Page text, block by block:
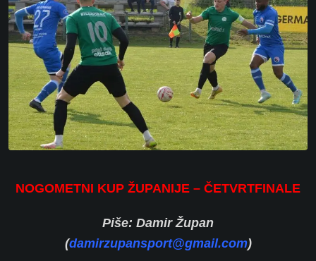
NOGOMETNI KUP ŽUPANIJE – ČETVRTFINALE
Piše: Damir Župan
(damirzupansport@gmail.com)